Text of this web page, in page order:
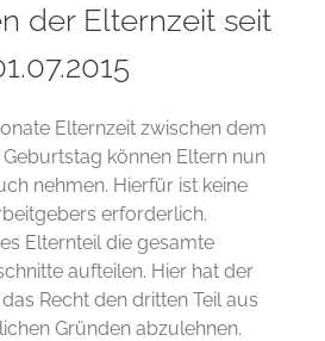
der Elternzeit seit
Elternzeit zwischen dem
können Eltern nun
nehmen. Hierfür ist keine
erforderlich.
Elternteil die gesamte
aufteilen. Hier hat der
Recht den dritten Teil aus
Gründen abzulehnen.